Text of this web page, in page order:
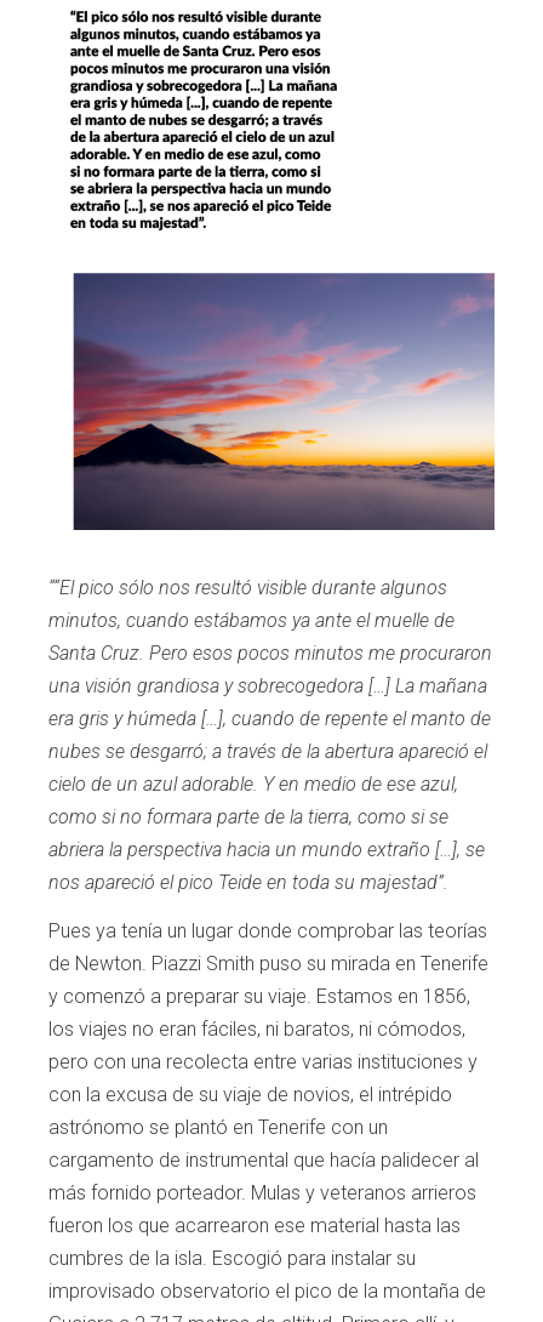
““El pico sólo nos resultó visible durante algunos
minutos, cuando estábamos ya ante el muelle de
Santa Cruz. Pero esos pocos minutos me procuraron
una visión grandiosa y sobrecogedora […] La mañana
era gris y húmeda […], cuando de repente el manto de
nubes se desgarró; a través de la abertura apareció el
cielo de un azul adorable. Y en medio de ese azul,
como si no formara parte de la tierra, como si se
abriera la perspectiva hacia un mundo extraño […], se
nos apareció el pico Teide en toda su majestad”.
Pues ya tenía un lugar donde comprobar las teorías
de Newton. Piazzi Smith puso su mirada en Tenerife
y comenzó a preparar su viaje. Estamos en 1856,
los viajes no eran fáciles, ni baratos, ni cómodos,
pero con una recolecta entre varias instituciones y
con la excusa de su viaje de novios, el intrépido
astrónomo se plantó en Tenerife con un
cargamento de instrumental que hacía palidecer al
más fornido porteador. Mulas y veteranos arrieros
fueron los que acarrearon ese material hasta las
cumbres de la isla. Escogió para instalar su
improvisado observatorio el pico de la montaña de